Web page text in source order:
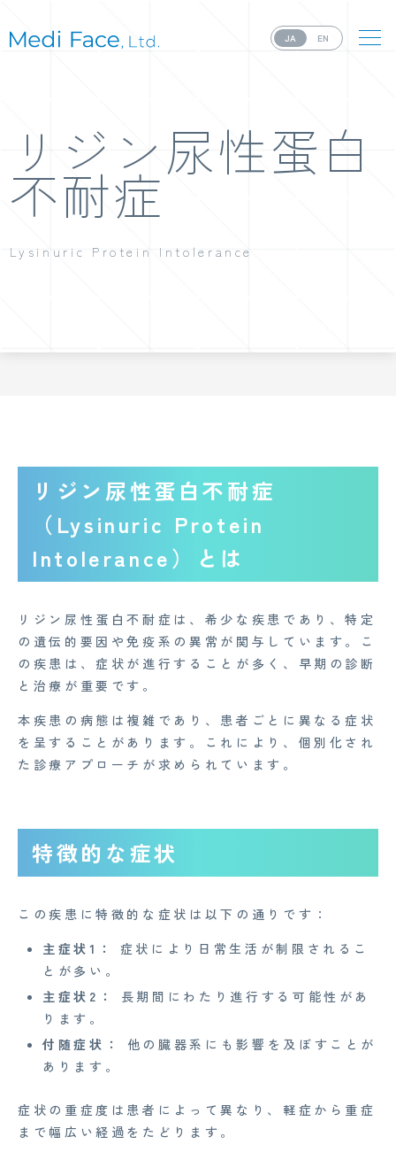
リジン尿性蛋白
不耐症
Lysinuric Protein Intolerance
リジン尿性蛋白不耐症
（Lysinuric Protein
Intolerance）とは
リジン尿性蛋白不耐症は、希少な疾患であり、特定
の遺伝的要因や免疫系の異常が関与しています。こ
の疾患は、症状が進行することが多く、早期の診断
と治療が重要です。
本疾患の病態は複雑であり、患者ごとに異なる症状
を呈することがあります。これにより、個別化され
た診療アプローチが求められています。
特徴的な症状
この疾患に特徴的な症状は以下の通りです：
主症状1：
症状により日常生活が制限されるこ
とが多い。
主症状2：
長期間にわたり進行する可能性があ
ります。
付随症状：
他の臓器系にも影響を及ぼすことが
あります。
症状の重症度は患者によって異なり、軽症から重症
まで幅広い経過をたどります。
JA EN